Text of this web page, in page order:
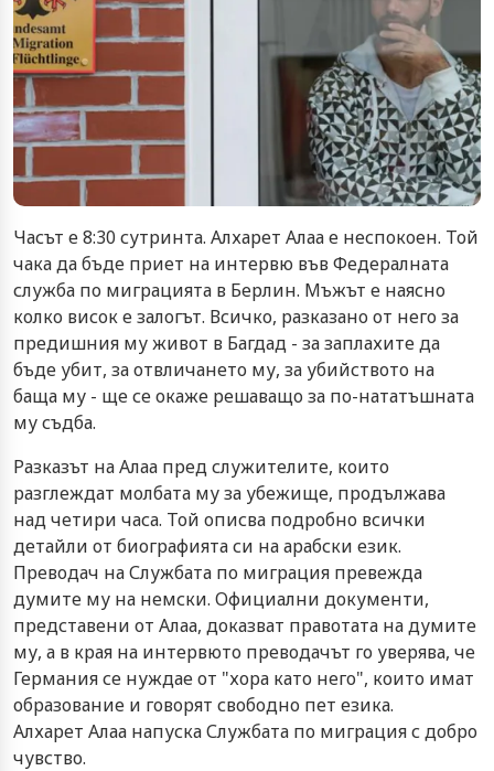
Часът е 8:30 сутринта. Алхарет Алаа е неспокоен. Той
чака да бъде приет на интервю във Федералната
служба по миграцията в Берлин. Мъжът е наясно
колко висок е залогът. Всичко, разказано от него за
предишния му живот в Багдад - за заплахите да
бъде убит, за отвличането му, за убийството на
баща му - ще се окаже решаващо за по-нататъшната
му съдба.
Разказът на Алаа пред служителите, които
разглеждат молбата му за убежище, продължава
над четири часа. Той описва подробно всички
детайли от биографията си на арабски език.
Преводач на Службата по миграция превежда
думите му на немски. Официални документи,
представени от Алаа, доказват правотата на думите
му, а в края на интервюто преводачът го уверява, че
Германия се нуждае от "хора като него", които имат
образование и говорят свободно пет езика.
Алхарет Алаа напуска Службата по миграция с добро
чувство.